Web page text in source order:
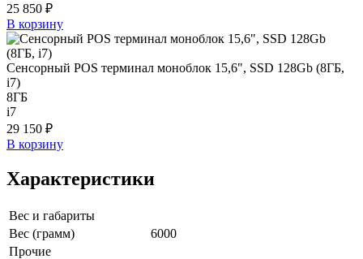
25 850 ₽
В корзину
Сенсорный POS терминал моноблок 15,6", SSD 128Gb (8ГБ,
i7)
8ГБ
i7
29 150 ₽
В корзину
Характеристики
Вес и габариты
Вес (грамм)
6000
Прочие